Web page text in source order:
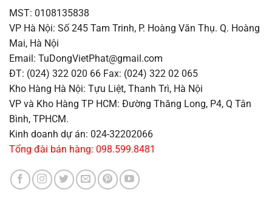
MST: 0108135838
VP Hà Nội: Số 245 Tam Trinh, P. Hoàng Văn Thụ. Q. Hoàng
Mai, Hà Nội
Email : TuDongVietPhat@gmail.com
ĐT: (024) 322 020 66 Fax: (024) 322 02 065
Kho Hàng Hà Nội: Tựu Liệt, Thanh Trì, Hà Nội
VP và Kho Hàng TP HCM: Đường Thăng Long, P4, Q Tân
Bình, TPHCM.
Kinh doanh dự án: 024-32202066
Tổng đài bán hàng: 098.599.8481